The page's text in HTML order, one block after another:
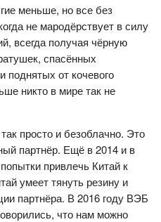
меньше, но все без
не мародёрствует в силу
всегда получая чёрную
спасённых
поднятых от кочевого
никто в мире так не
просто и безоблачно. Это
партнёр. Ещё в 2014 и в
привлечь Китай к
умеет тянуть резину и
партнёра. В 2016 году ВЭБ
что нам можно